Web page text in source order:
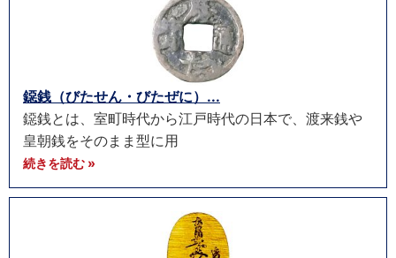
鐚銭（びたせん・びたぜに）...
鐚銭とは、室町時代から江戸時代の日本で、渡来銭や
皇朝銭をそのまま型に用
続きを読む »